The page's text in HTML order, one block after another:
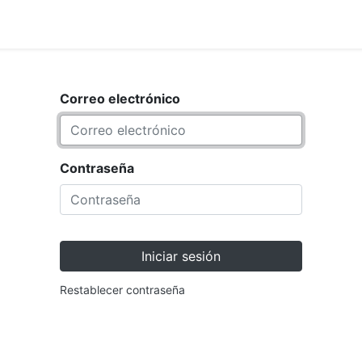
Correo electrónico
Contraseña
Iniciar sesión
Restablecer contraseña